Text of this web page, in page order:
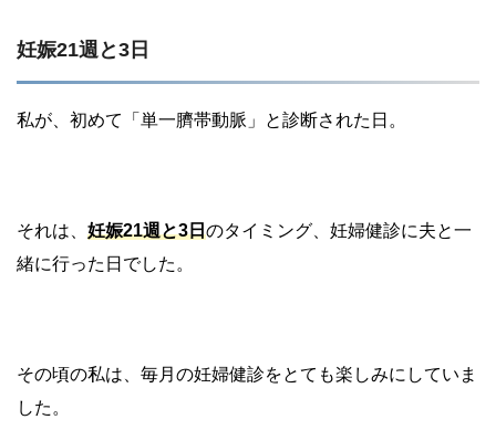
妊娠21週と3日
私が、初めて「単一臍帯動脈」と診断された日。
それは、 妊娠21週と3日のタイミング、妊婦健診に夫と一
緒に行った日でした。
その頃の私は、毎月の妊婦健診をとても楽しみにしていま
した。